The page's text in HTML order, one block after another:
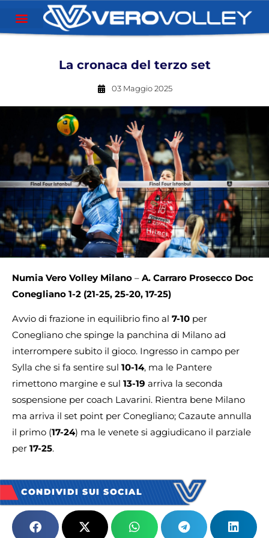
La cronaca del terzo set
03 Maggio 2025
Numia Vero Volley Milano – A. Carraro Prosecco Doc
Conegliano 1-2 (21-25, 25-20, 17-25)
Avvio di frazione in equilibrio fino al 7-10 per
Conegliano che spinge la panchina di Milano ad
interrompere subito il gioco. Ingresso in campo per
Sylla che si fa sentire sul 10-14, ma le Pantere
rimettono margine e sul 13-19 arriva la seconda
sospensione per coach Lavarini. Rientra bene Milano
ma arriva il set point per Conegliano; Cazaute annulla
il primo (17-24) ma le venete si aggiudicano il parziale
per 17-25.
CONDIVIDI SUI SOCIAL